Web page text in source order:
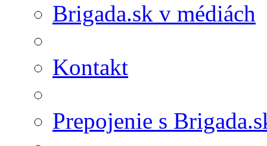
Brigada.sk v médiách
Kontakt
Prepojenie s